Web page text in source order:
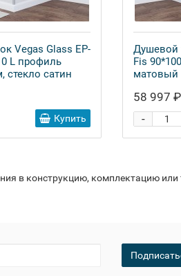
Vegas Glass EP-
L профиль
стекло сатин
Купить
Душевой
Fis
матовый
58 997 ₽
-
в конструкцию, комплектацию или